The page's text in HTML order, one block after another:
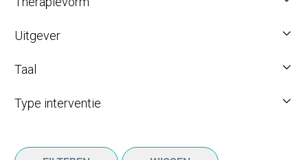
Uitgever
Taal
Type interventie